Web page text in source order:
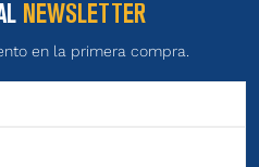
NEWSLETTER
en la primera compra.